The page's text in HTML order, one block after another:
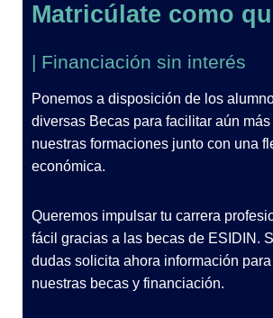
Matricúlate como
| Financiación sin interés
Ponemos a disposición de los
diversas Becas para facilitar aún
nuestras formaciones junto con una
económica.
Queremos impulsar tu carrera
fácil gracias a las becas de ESIDIN.
dudas solicita ahora información
nuestras becas y financiación.